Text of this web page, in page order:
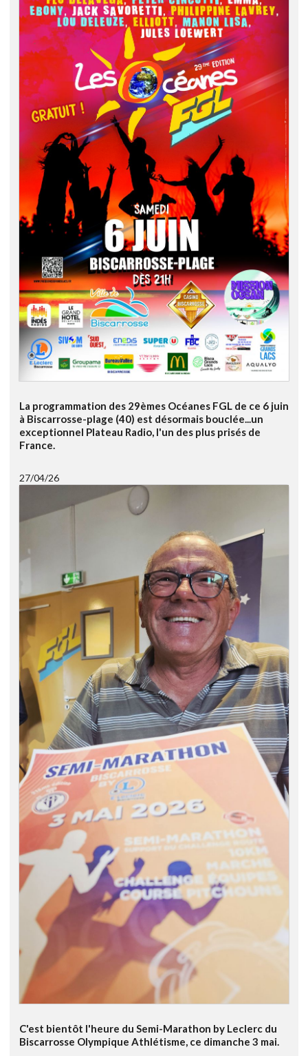
La programmation des 29èmes Océanes FGL de ce 6 juin
à Biscarrosse-plage (40) est désormais bouclée...un
exceptionnel Plateau Radio, l'un des plus prisés de
France.
27/04/26
C'est bientôt l'heure du Semi-Marathon by Leclerc du
Biscarrosse Olympique Athlétisme, ce dimanche 3 mai.